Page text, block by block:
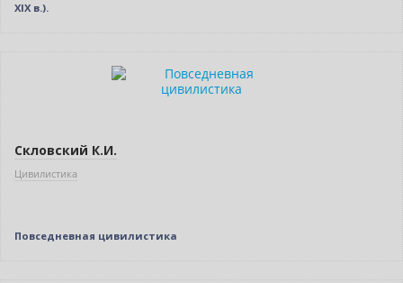
XIX в.).
Скловский К.И.
Цивилистика
Повседневная цивилистика